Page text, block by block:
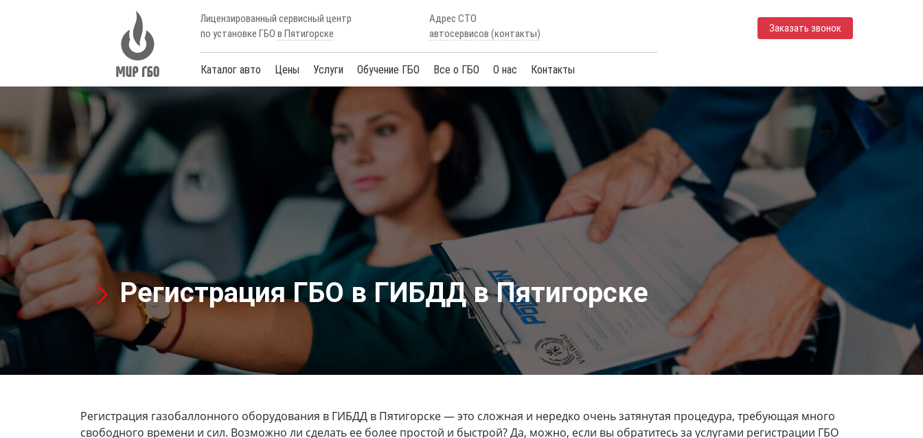
Лицензированный сервисный центр
по установке ГБО в Пятигорске
Адрес СТО
автосервисов (контакты)
Каталог авто Цены Услуги Обучение ГБО Все о ГБО О нас Контакты
Заказать звонок
Регистрация ГБО в ГИБДД в Пятигорске
Регистрация газобаллонного оборудования в ГИБДД в Пятигорске— это сложная и нередко очень затянутая процедура, требующая много
свободного времени и сил. Возможно ли сделать ее более простой и быстрой? Да, можно, если вы обратитесь за услугами регистрации ГБО